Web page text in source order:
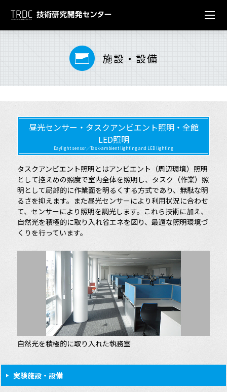
沿革
アクセス
地盤・防災技術グループ
GX技術グループ
ブルー・グリーンインフラ技術グループ
水圏技術グループ
建築技術グループ
施設・設備
実験施設・設備
省エネ設備
エントランス
その他の施設
構外実験施設
技術資料
技術・工法・船舶動画集
東亜発祥の地
地域に根ざして
東亜建設工業TOP
施設・設備
昼光センサー・タスクアンビエント照明・全館
LED照明
Daylight sensor／Task-ambient lighting and LED lighting
タスクアンビエント照明とはアンビエント（周辺環境）照明
として控えめの照度で室内全体を照明し、タスク（作業）照
明として局部的に作業面を明るくする方式であり、無駄な明
るさを抑えます。また昼光センサーにより利用状況に合わせ
て、センサーにより照明を調光します。これら技術に加え、
自然光を積極的に取り入れ省エネを図り、最適な照明環境づ
くりを行っています。
自然光を積極的に取り入れた執務室
実験施設・設備